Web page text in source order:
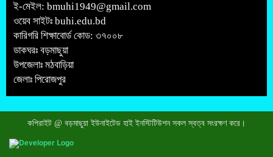
ই-মেইল: bmuhi1949@gmail.com
ওয়েব সাইটঃ buhi.edu.bd
কারিগরি শিক্ষাবোর্ড কোড: ৩৭০০৮
ডাকঘরঃ বড়মাছুয়া
উপজেলাঃ মঠবাড়িয়া
জেলাঃ পিরোজপুর
কপিরাইট @ বড়মাছুয়া ইউনাইটেড হাই ইনস্টিটিউশন সকল স্বত্ব সংরক্ষণ করে।